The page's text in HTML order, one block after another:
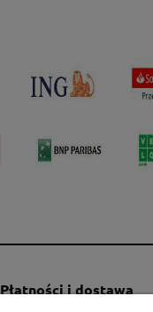
Płatności i dostawa